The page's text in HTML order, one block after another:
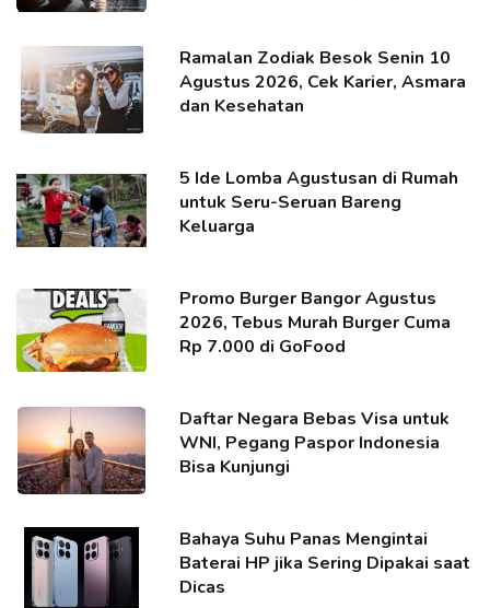
Ramalan Zodiak Besok Senin 10
Agustus 2026, Cek Karier, Asmara
dan Kesehatan
5 Ide Lomba Agustusan di Rumah
untuk Seru-Seruan Bareng
Keluarga
Promo Burger Bangor Agustus
2026, Tebus Murah Burger Cuma
Rp 7.000 di GoFood
Daftar Negara Bebas Visa untuk
WNI, Pegang Paspor Indonesia
Bisa Kunjungi
Bahaya Suhu Panas Mengintai
Baterai HP jika Sering Dipakai saat
Dicas